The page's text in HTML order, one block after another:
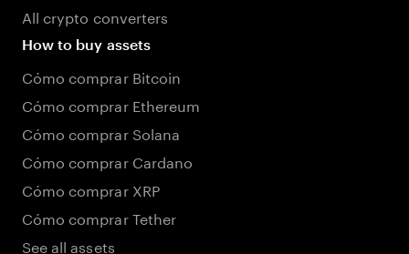
All crypto converters
How to buy assets
Cómo comprar Bitcoin
Cómo comprar Ethereum
Cómo comprar Solana
Cómo comprar Cardano
Cómo comprar XRP
Cómo comprar Tether
See all assets